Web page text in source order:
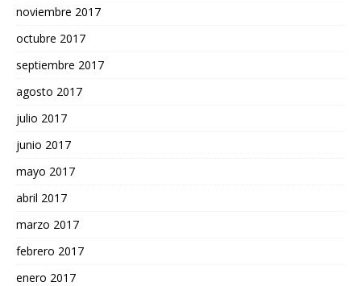
noviembre 2017
octubre 2017
septiembre 2017
agosto 2017
julio 2017
junio 2017
mayo 2017
abril 2017
marzo 2017
febrero 2017
enero 2017